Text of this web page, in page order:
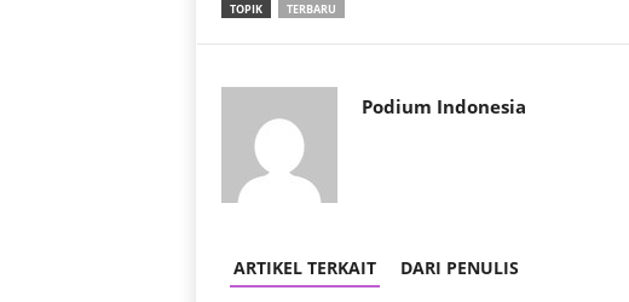
TOPIK TERBARU
Podium Indonesia
ARTIKEL TERKAIT DARI PENULIS